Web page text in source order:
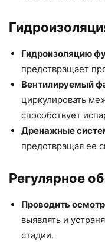
Гидроизоляцию
предотвращает
Вентилируемый
циркулировать
способствует
Дренажные
предотвращая ее
Регулярное
Проводить
выявлять и
стадии.